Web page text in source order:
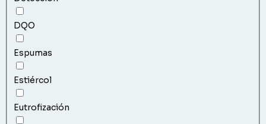
DQO
Espumas
Estiércol
Eutrofización